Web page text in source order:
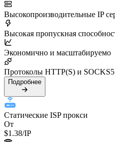
Высокопроизводительные IP
Высокая пропускная
Экономично и масштабируемо
Протоколы HTTP(S) и SOCKS5
Подробнее
Статические ISP прокси
От
$1.38/IP